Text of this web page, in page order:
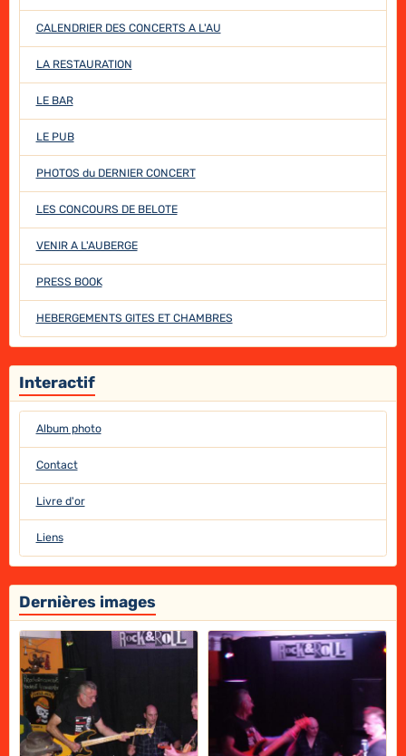
CALENDRIER DES CONCERTS A L'AU
LA RESTAURATION
LE BAR
LE PUB
PHOTOS du DERNIER CONCERT
LES CONCOURS DE BELOTE
VENIR A L'AUBERGE
PRESS BOOK
HEBERGEMENTS GITES ET CHAMBRES
Interactif
Album photo
Contact
Livre d'or
Liens
Dernières images